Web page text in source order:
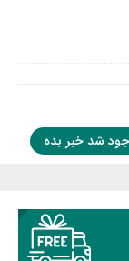
شد خبر بده